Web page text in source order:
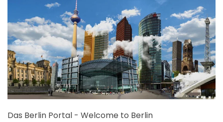
Das Berlin Portal - Welcome to Berlin